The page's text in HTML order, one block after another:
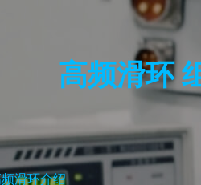
高频滑环
滑环介绍